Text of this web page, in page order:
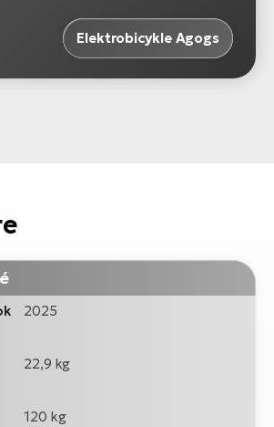
Elektrobicykle Agogs
2025
22,9 kg
120 kg